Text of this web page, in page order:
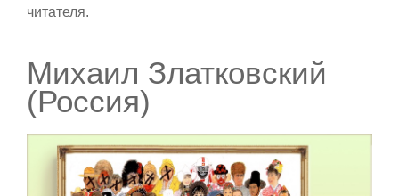
читателя.
Михаил Златковский
(Россия)